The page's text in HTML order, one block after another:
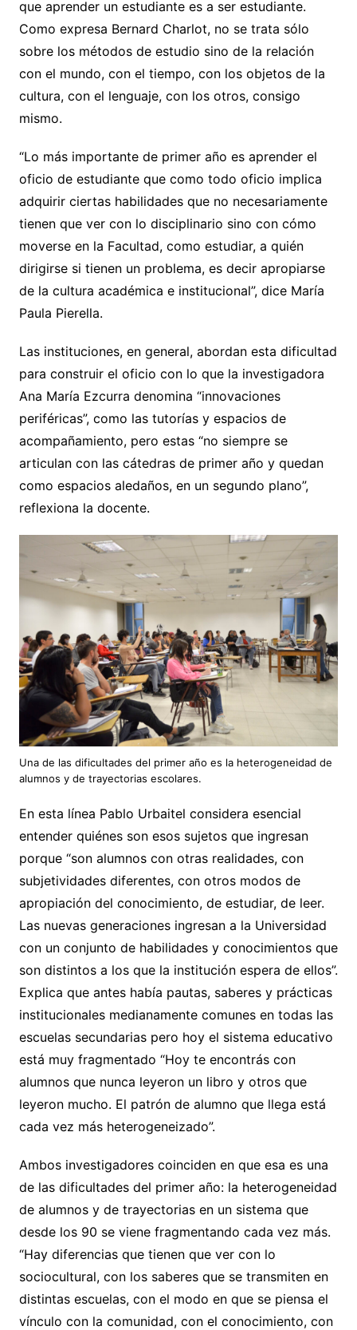
que aprender un estudiante es a ser estudiante.
Como expresa Bernard Charlot, no se trata sólo
sobre los métodos de estudio sino de la relación
con el mundo, con el tiempo, con los objetos de la
cultura, con el lenguaje, con los otros, consigo
mismo.
“Lo más importante de primer año es aprender el
oficio de estudiante que como todo oficio implica
adquirir ciertas habilidades que no necesariamente
tienen que ver con lo disciplinario sino con cómo
moverse en la Facultad, como estudiar, a quién
dirigirse si tienen un problema, es decir apropiarse
de la cultura académica e institucional”, dice María
Paula Pierella.
Las instituciones, en general, abordan esta dificultad
para construir el oficio con lo que la investigadora
Ana María Ezcurra denomina “innovaciones
periféricas”, como las tutorías y espacios de
acompañamiento, pero estas “no siempre se
articulan con las cátedras de primer año y quedan
como espacios aledaños, en un segundo plano”,
reflexiona la docente.
Una de las dificultades del primer año es la heterogeneidad de
alumnos y de trayectorias escolares.
En esta línea Pablo Urbaitel considera esencial
entender quiénes son esos sujetos que ingresan
porque “son alumnos con otras realidades, con
subjetividades diferentes, con otros modos de
apropiación del conocimiento, de estudiar, de leer.
Las nuevas generaciones ingresan a la Universidad
con un conjunto de habilidades y conocimientos que
son distintos a los que la institución espera de ellos”.
Explica que antes había pautas, saberes y prácticas
institucionales medianamente comunes en todas las
escuelas secundarias pero hoy el sistema educativo
está muy fragmentado “Hoy te encontrás con
alumnos que nunca leyeron un libro y otros que
leyeron mucho. El patrón de alumno que llega está
cada vez más heterogeneizado”.
Ambos investigadores coinciden en que esa es una
de las dificultades del primer año: la heterogeneidad
de alumnos y de trayectorias en un sistema que
desde los 90 se viene fragmentando cada vez más.
“Hay diferencias que tienen que ver con lo
sociocultural, con los saberes que se transmiten en
distintas escuelas, con el modo en que se piensa el
vínculo con la comunidad, con el conocimiento, con